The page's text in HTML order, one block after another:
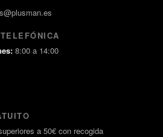
TELEFÓNICA
8:00 a 14:00
a 50€ con recogida